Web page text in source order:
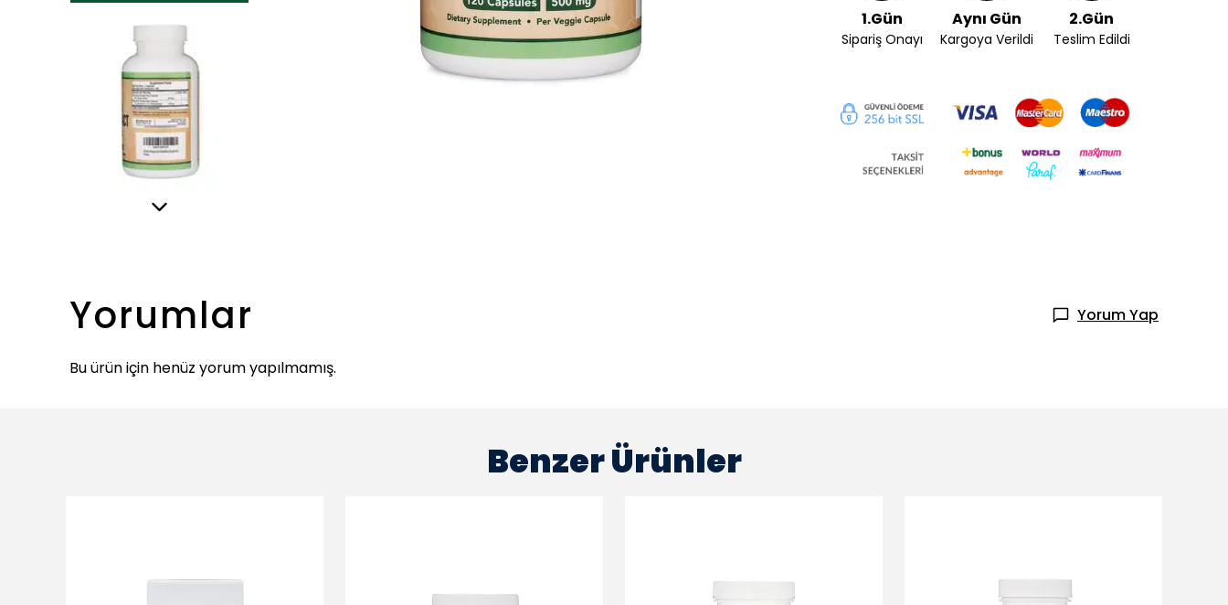
1.Gün
Sipariş Onayı
Aynı Gün
Kargoya Verildi
2.Gün
Teslim Edildi
Yorumlar Yorum Yap
Bu ürün için henüz yorum yapılmamış.
Benzer Ürünler